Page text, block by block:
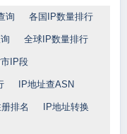
询 各国IP数量排行
全球IP数量排行
IP段
IP地址查ASN
排名 IP地址转换